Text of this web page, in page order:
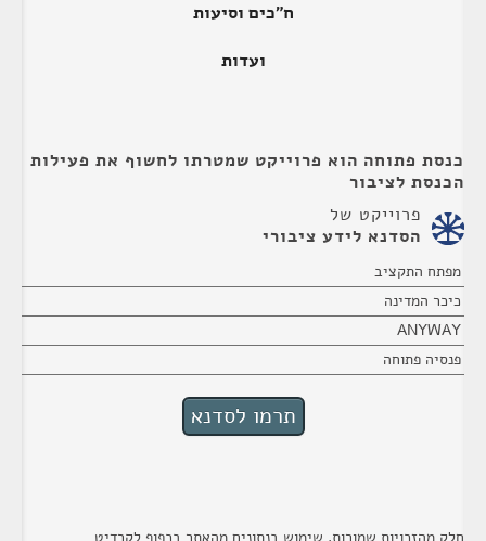
ח"כים וסיעות
ועדות
כנסת פתוחה הוא פרוייקט שמטרתו לחשוף את פעילות
הכנסת לציבור
פרוייקט של
הסדנא לידע ציבורי
מפתח התקציב
כיכר המדינה
ANYWAY
פנסיה פתוחה